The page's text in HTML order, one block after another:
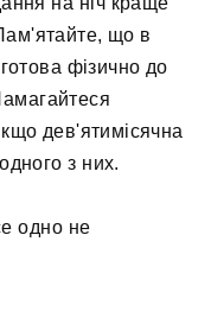
що в
фізично до
дев'ятимісячна
з них.
одно не